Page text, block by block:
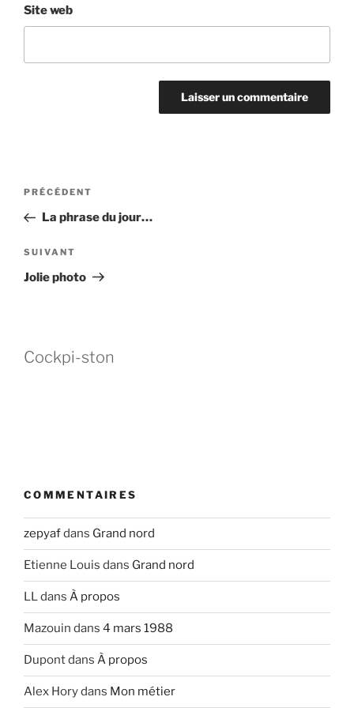
Site web
Navigation
l’article
Article
précédent
PRÉCÉDENT
La phrase du jour…
Article
suivant
SUIVANT
Jolie photo
Cockpi-ston
COMMENTAIRES
zepyafdans Grand nord
Etienne Louis dans Grand nord
LLdans À propos
Mazouin dans 4 mars 1988
Dupontdans À propos
Alex Horydans Mon métier